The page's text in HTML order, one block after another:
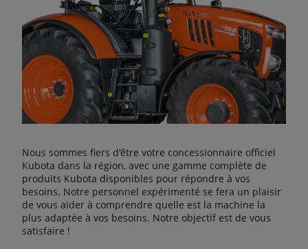
Nous sommes fiers d'être votre concessionnaire officiel
Kubota dans la région, avec une gamme complète de
produits Kubota disponibles pour répondre à vos
besoins. Notre personnel expérimenté se fera un plaisir
de vous aider à comprendre quelle est la machine la
plus adaptée à vos besoins. Notre objectif est de vous
satisfaire !